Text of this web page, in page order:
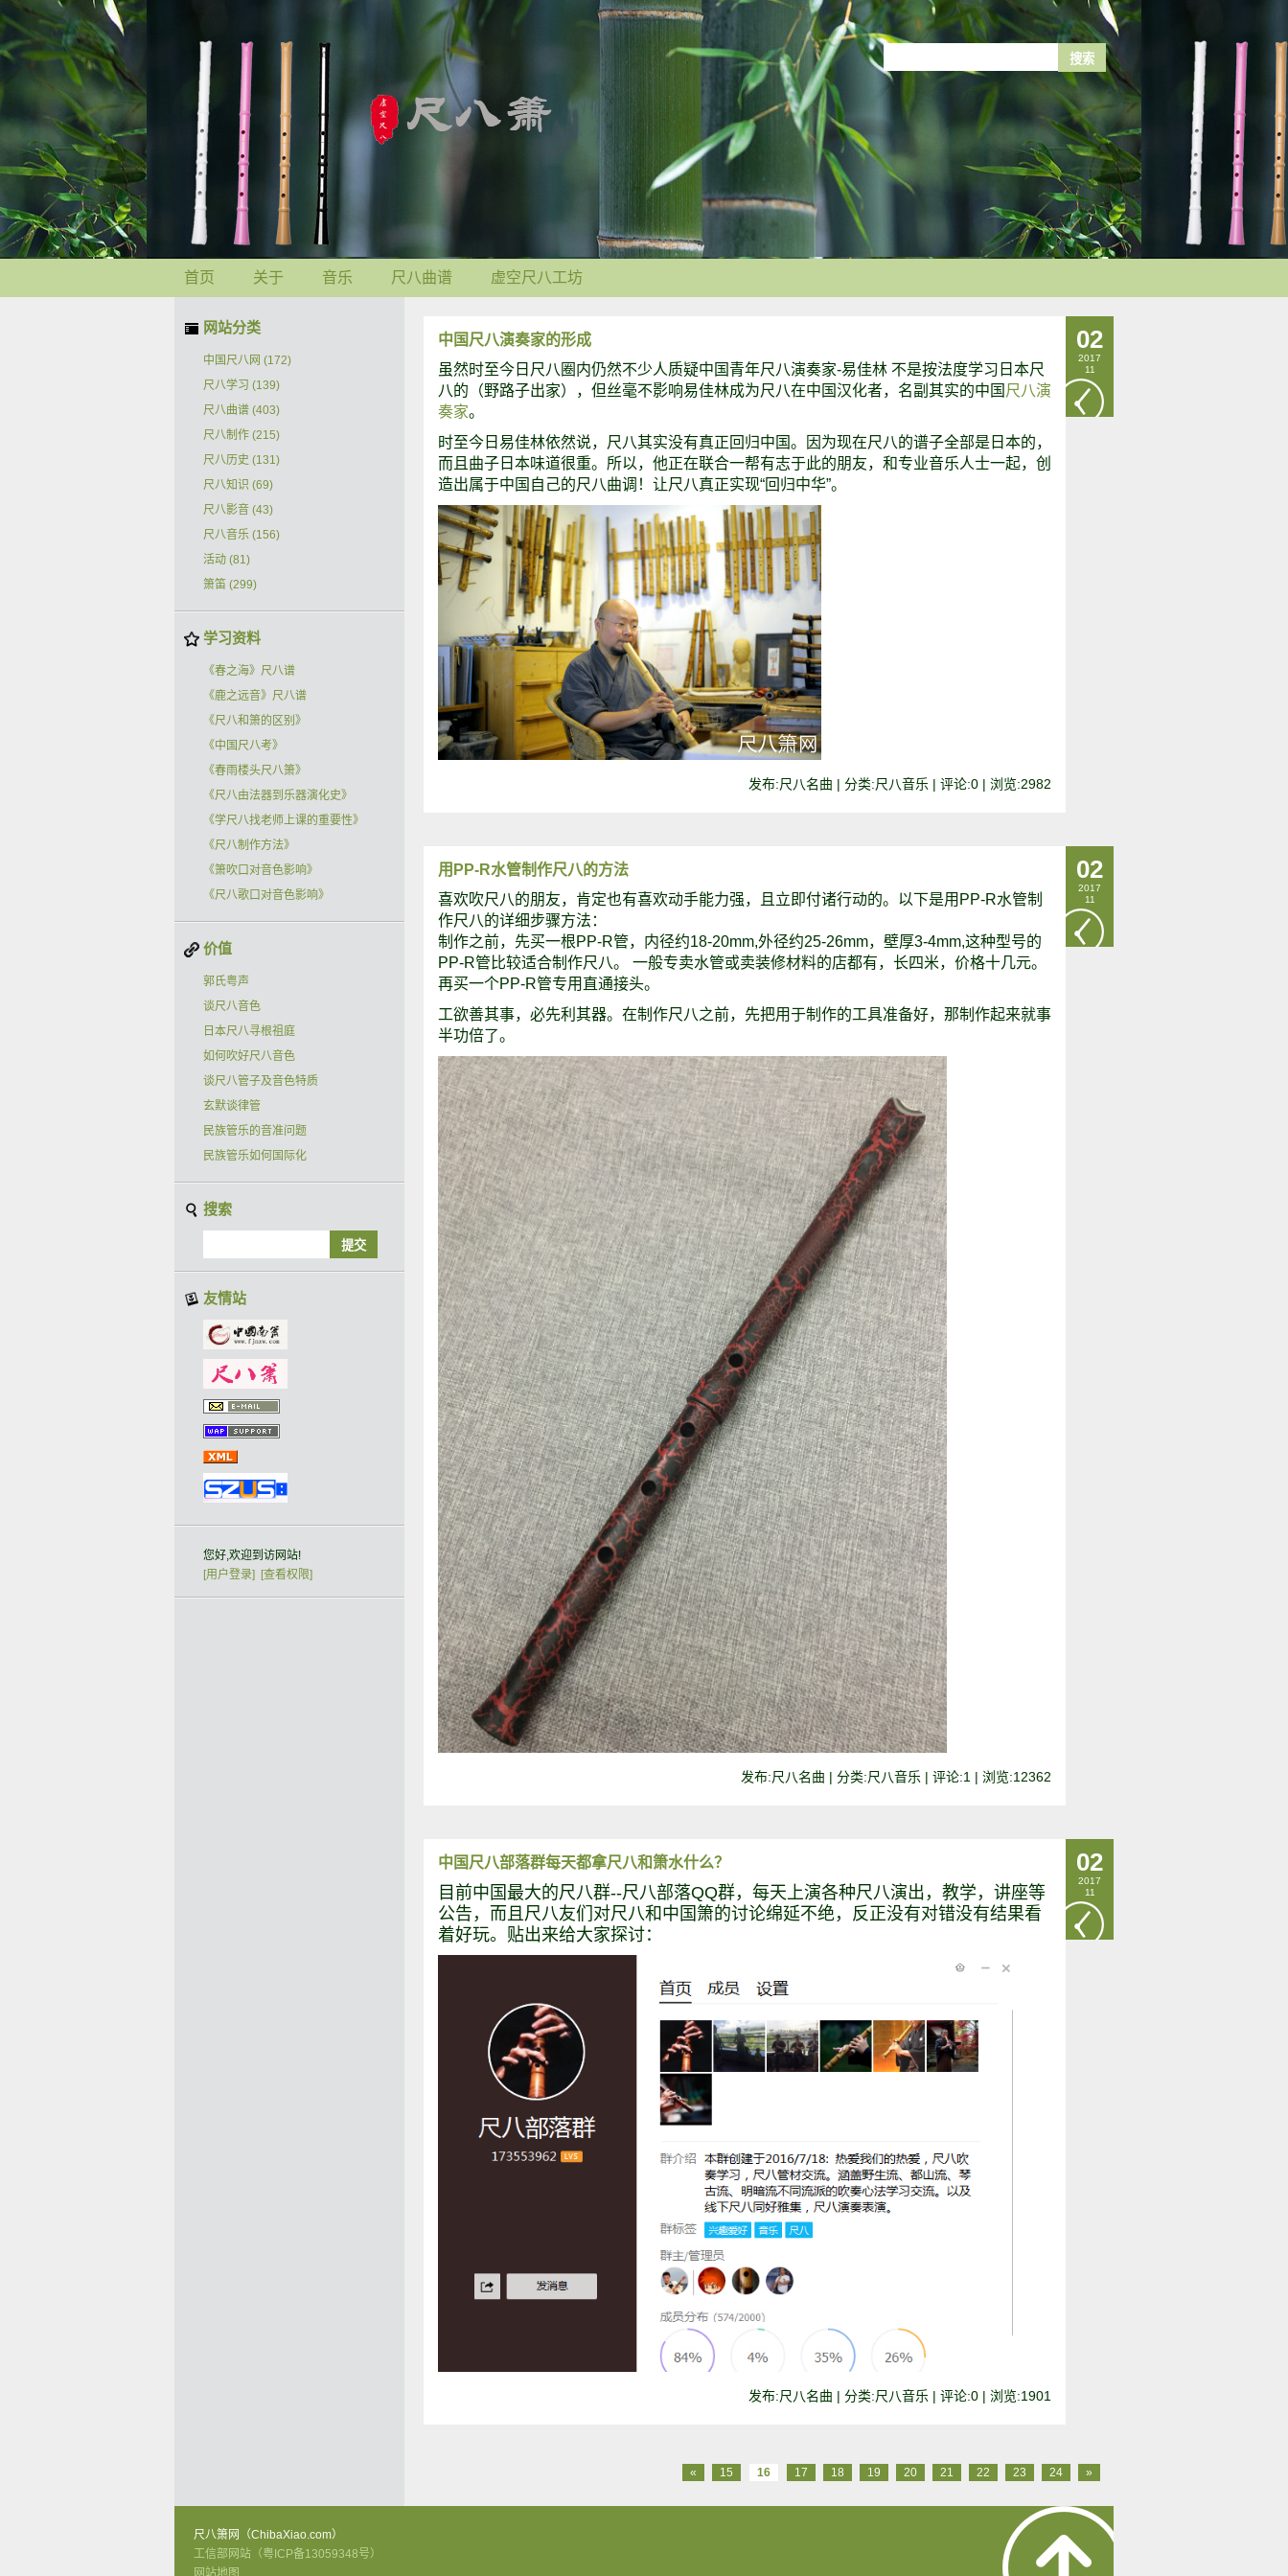
首页 关于 音乐 尺八曲谱 虚空尺八工坊
02
2017
11
中国尺八演奏家的形成
虽然时至今日尺八圈内仍然不少人质疑中国青年尺八演奏家-易佳林 不是按法度学习日本尺
八的（野路子出家），但丝毫不影响易佳林成为尺八在中国汉化者，名副其实的中国 尺八演
奏家。
时至今日易佳林依然说，尺八其实没有真正回归中国。因为现在尺八的谱子全部是日本的，
而且曲子日本味道很重。所以，他正在联合一帮有志于此的朋友，和专业音乐人士一起，创
造出属于中国自己的尺八曲调！让尺八真正实现“回归中华”。
发布:尺八名曲 | 分类:尺八音乐 | 评论:0 | 浏览:2982
02
2017
11
用PP-R水管制作尺八的方法
喜欢吹尺八的朋友，肯定也有喜欢动手能力强，且立即付诸行动的。以下是用PP-R水管制
作尺八的详细步骤方法：
制作之前，先买一根PP-R管，内径约18-20mm,外径约25-26mm，壁厚3-4mm,这种型号的
PP-R管比较适合制作尺八。 一般专卖水管或卖装修材料的店都有，长四米，价格十几元。
再买一个PP-R管专用直通接头。
工欲善其事，必先利其器。在制作尺八之前，先把用于制作的工具准备好，那制作起来就事
半功倍了。
发布:尺八名曲 | 分类:尺八音乐 | 评论:1 | 浏览:12362
02
2017
11
中国尺八部落群每天都拿尺八和箫水什么？
目前中国最大的尺八群--尺八部落QQ群，每天上演各种尺八演出，教学，讲座等
公告，而且尺八友们对尺八和中国箫的讨论绵延不绝，反正没有对错没有结果看
着好玩。贴出来给大家探讨：
发布:尺八名曲 | 分类:尺八音乐 | 评论:0 | 浏览:1901
« 15 16 17 18 19 20 21 22 23 24 »
网站分类
中国尺八网 (172)
尺八学习 (139)
尺八曲谱 (403)
尺八制作 (215)
尺八历史 (131)
尺八知识 (69)
尺八影音 (43)
尺八音乐 (156)
活动 (81)
箫笛 (299)
学习资料
《春之海》尺八谱
《鹿之远音》尺八谱
《尺八和箫的区别》
《中国尺八考》
《春雨楼头尺八箫》
《尺八由法器到乐器演化史》
《学尺八找老师上课的重要性》
《尺八制作方法》
《箫吹口对音色影响》
《尺八歌口对音色影响》
价值
郭氏粤声
谈尺八音色
日本尺八寻根祖庭
如何吹好尺八音色
谈尺八管子及音色特质
玄默谈律管
民族管乐的音准问题
民族管乐如何国际化
搜索
友情站
您好,欢迎到访网站!
[用户登录]
[查看权限]
尺八箫网（ChibaXiao.com）
工信部网站（粤ICP备13059348号）
网站地图